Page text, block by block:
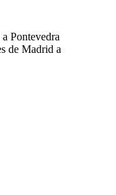
Pontevedra
de Madrid a